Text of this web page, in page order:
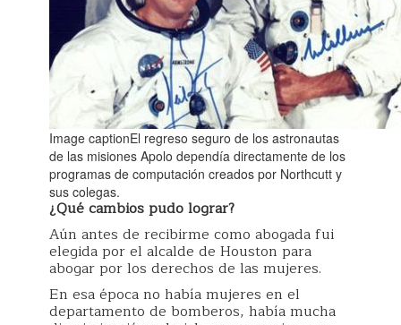
Image captionEl regreso seguro de los astronautas
de las misiones Apolo dependía directamente de los
programas de computación creados por Northcutt y
sus colegas.
¿Qué cambios pudolograr?
Aún antes de recibirme como abogada fui
elegida por el alcalde de Houston para
abogar por los derechos de las mujeres.
En esa época no había mujeres en el
departamento de bomberos, había mucha